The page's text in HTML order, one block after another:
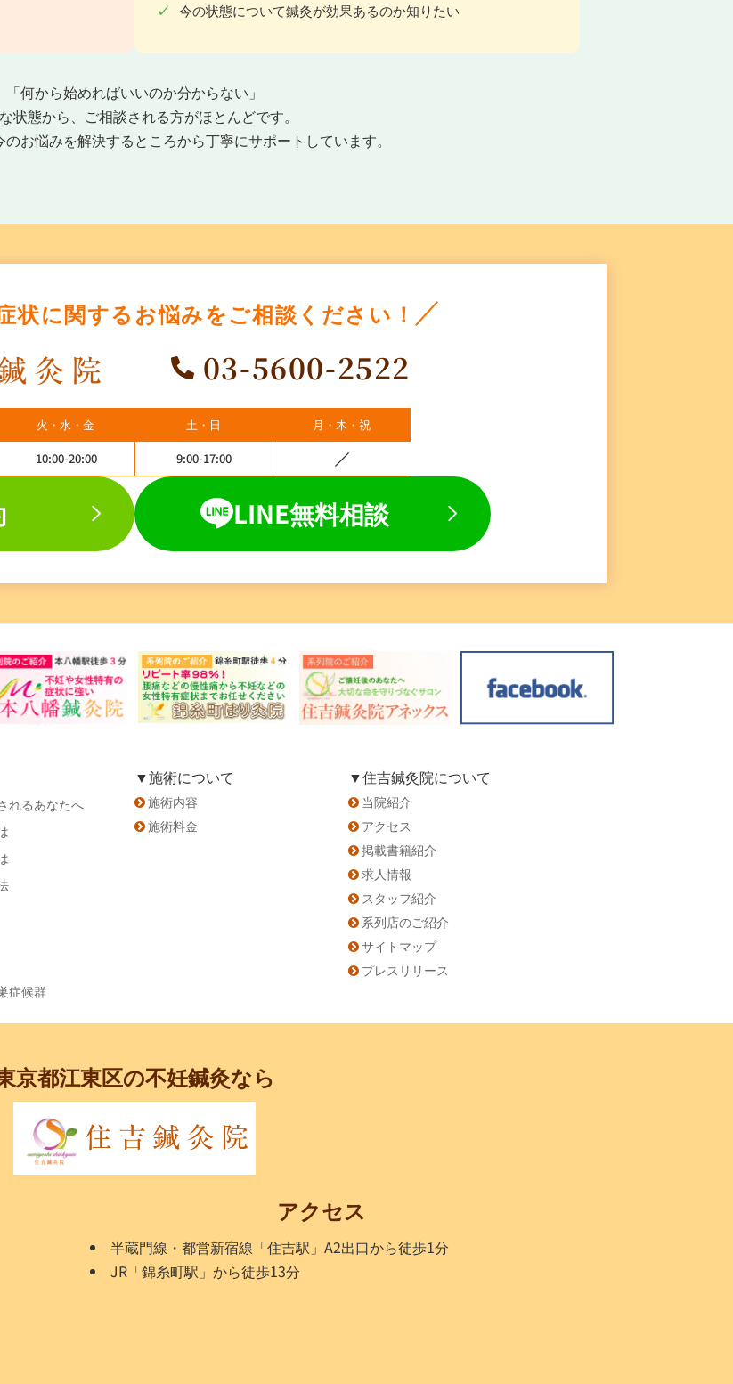
今の状態について鍼灸が効果あるのか知りたい
「何から始めればいいのか分からない」
状態から、ご相談される方がほとんどです。
お悩みを解決するところから丁寧にサポートしています。
状に関するお悩みをご相談ください！
03-5600-2522
火・水・金 土・日
月・木・祝
10:00-20:00 9:00-17:00
LINE無料相談
れるあなたへ
症候群
▼施術について
施術内容
施術料金
▼住吉鍼灸院について
当院紹介
アクセス
掲載書籍紹介
求人情報
スタッフ紹介
系列店のご紹介
サイトマップ
プレスリリース
京都江東区の不妊鍼灸なら
アクセス
半蔵門線・都営新宿線「住吉駅」A2出口から徒歩1分
JR「錦糸町駅」から徒歩13分